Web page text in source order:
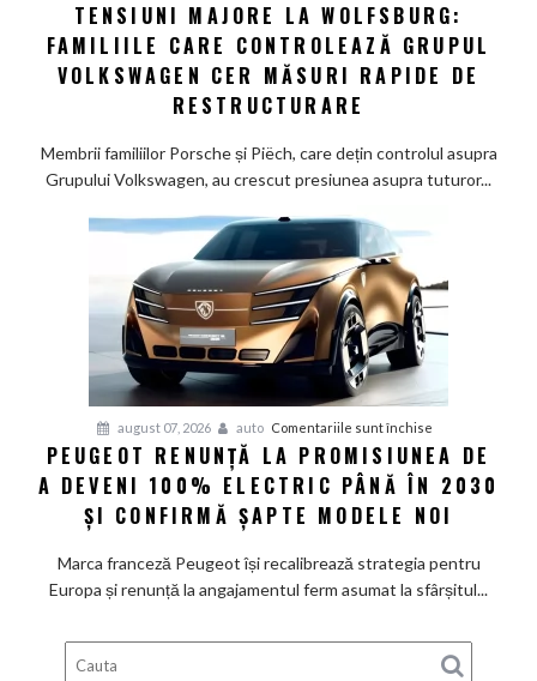
Tensiuni
majore
la
care
măsuri
rapide
de
TENSIUNI MAJORE LA WOLFSBURG:
FAMILIILE CARE CONTROLEAZĂ GRUPUL
VOLKSWAGEN CER MĂSURI RAPIDE DE
RESTRUCTURARE
Membrii familiilor Porsche și Piëch, care dețin controlul asupra
Grupului Volkswagen, au crescut presiunea asupra tuturor...
august 07, 2026 auto Comentariile sunt închise
Peugeot
renunță
la
de
a
electric
PEUGEOT RENUNȚĂ LA PROMISIUNEA DE
A DEVENI 100% ELECTRIC PÂNĂ ÎN 2030
ȘI CONFIRMĂ ȘAPTE MODELE NOI
Marca franceză Peugeot își recalibrează strategia pentru
Europa și renunță la angajamentul ferm asumat la sfârșitul...